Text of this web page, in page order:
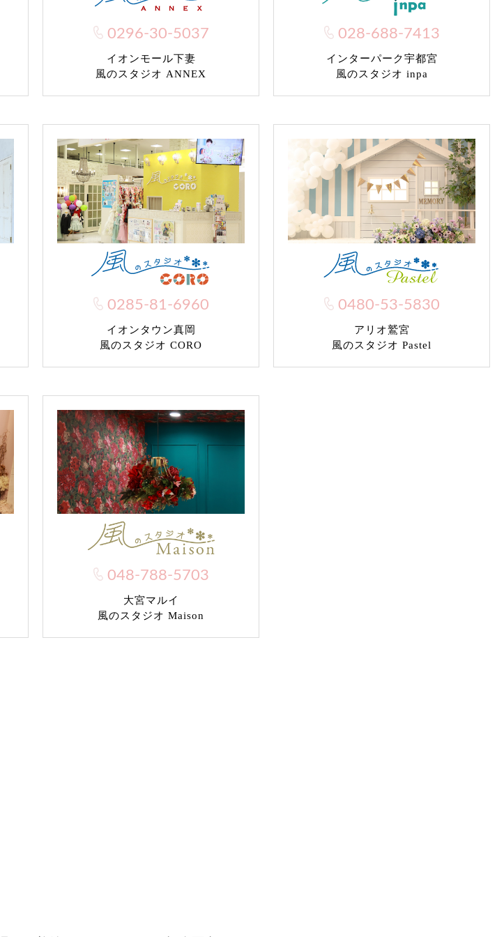
0296-30-5037
イオンモール下妻
風のスタジオ ANNEX
028-688-7413
インターパーク宇都宮
風のスタジオ inpa
0285-81-6960
イオンタウン真岡
風のスタジオ CORO
0480-53-5830
アリオ鷲宮
風のスタジオ Pastel
048-788-5703
大宮マルイ
風のスタジオ Maison